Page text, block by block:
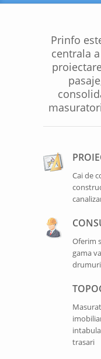
Prinfo
centrala
Cai de
Oferim
gama
trasari